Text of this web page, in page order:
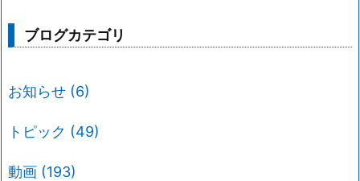
ブログカテゴリ
お知らせ (6)
トピック (49)
動画 (193)